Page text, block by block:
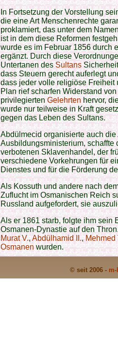
In Fortsetzung der Vorstellung
die eine Art Menschenrechte
proklamiert, das unter dem
ist in dem diese Reformen
wurde es im Februar 1856 durch
ergänzt. Durch diese
Untertanen desSultans
dass Steuern gerecht auferlegt
dass jeder volle religiöse Freiheit
Plan rief scharfen Widerstand
privilegiertenGelehrtenhervor,
wurde nur teilweise in Kraft
gegen das Leben des Sultans.
Abdülmecid organisierte auch
Ausbildungsministerium,
verbotenen Sklavenhandel, der
verschiedene Vorkehrungen für
Dienstes und für die Förderung
Als Kossuth und andere nach
Zuflucht im Osmanischen Reich
Russland aufgefordert, sie
Als er 1861 starb, folgte ihm sein
Osmanen-Dynastie auf den
Murat V.,Abdülhamid II.,Mehmed
Osmanenwurden.
© seit 2006 -